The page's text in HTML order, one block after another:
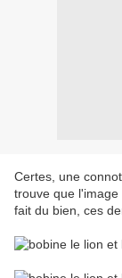
Certes, une
trouve que
fait du bien, ces